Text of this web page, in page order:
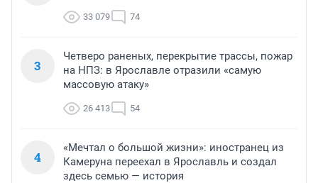
33 079 74
3
Четверо раненых, перекрытие трассы, пожар
на НПЗ: в Ярославле отразили «самую
массовую атаку»
26 413 54
4
«Мечтал о большой жизни»: иностранец из
Камеруна переехал в Ярославль и создал
здесь семью — история